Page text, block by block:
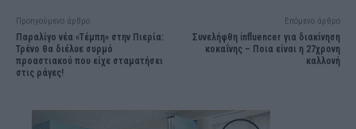
Προηγούμενο άρθρο
Παραλίγο νέα «Τέμπη» στην Πιερία:
Τρένο θα διέλυε συρμό
προαστιακού που είχε σταματήσει
στις ράγες!
Επόμενο άρθρο
Συνελήφθη influencer για διακίνηση
κοκαΐνης – Ποια είναι η 27χρονη
καλλονή